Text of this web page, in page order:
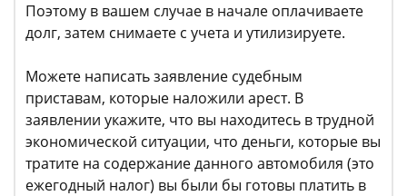
Поэтому в вашем случае в начале оплачиваете
долг, затем снимаете с учета и утилизируете.
Можете написать заявление судебным
приставам, которые наложили арест. В
заявлении укажите, что вы находитесь в трудной
экономической ситуации, что деньги, которые вы
тратите на содержание данного автомобиля (это
ежегодный налог) вы были бы готовы платить в